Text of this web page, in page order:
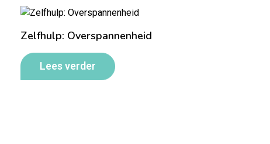
Zelfhulp: Overspannenheid
Lees verder